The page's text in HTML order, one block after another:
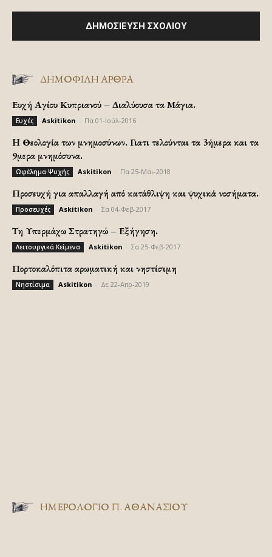
ΔΗΜΟΦΙΛΗ ΑΡΘΡΑ
Ευχή Αγίου Κυπριανού – Διαλύουσα τα Μάγια.
Ευχές Askitikon Πα 01-Ιούλ-2016
H Θεολογία των μνημοσύνων. Γιατι τελούνται τα 3ήμερα και τα
9μερα μνημόσυνα.
Ωφέλημα Ψυχής Askitikon Πα 25-Μάι-2018
Προσευχή για απαλλαγή από κατάθλιψη και ψυχικά νοσήματα.
Προσευχές Askitikon Σα 04-Φεβ-2017
Τη Υπερμάχω Στρατηγώ – Εξήγηση.
Λειτουργικά Κείμενα Askitikon Σα 25-Φεβ-2017
Πορτοκαλόπιτα αρωματική και νηστίσιμη
Νηστίσιμα Askitikon Δε 22-Απρ-2019
ΗΜΕΡΟΛΟΓΙΟ Π. ΑΘΑΝΑΣΙΟΥ